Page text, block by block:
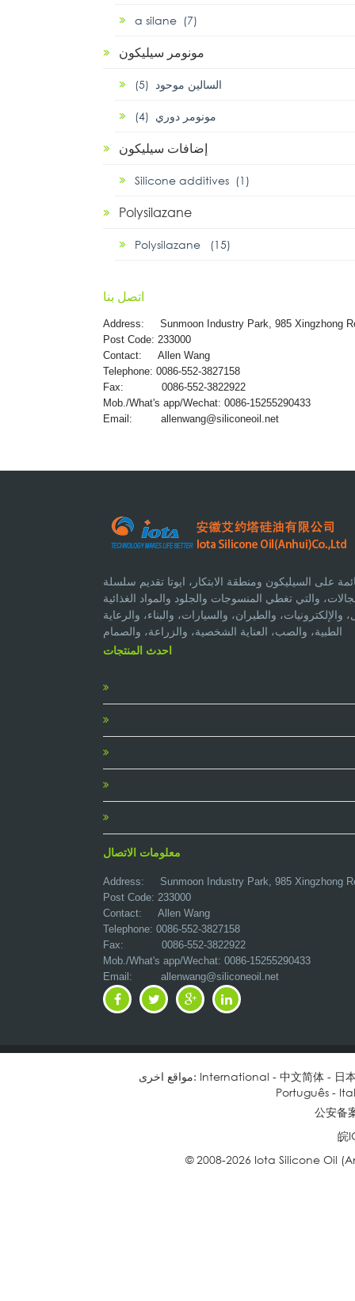
α silane (7)
مونومر سيليكون
السالين موحود (5)
مونومر دوري (4)
إضافات سيليكون
Silicone additives (1)
Polysilazane
Polysilazane (15)
اتصل بنا
Address: Sunmoon Industry Park, 985 Xingzhong
Post Code: 233000
Contact: Allen Wang
Telephone: 0086-552-3827158
Fax: 0086-552-3822922
Mob./What's app/Wechat: 0086-15255290433
Email: allenwang@siliconeoil.net
على السيليكون ومنطقة الابتكار، ايوتا تقديم سلسلة
والتي تغطي المنسوجات والجلود والمواد الغذائية
والطيران، والسيارات، والبناء، والرعاية
الطبية، والصب، العناية الشخصية، والزراعة، والصمام
احدث المنتجات
معلومات الاتصال
Address: Sunmoon Industry Park, 985 Xingzhong
Post Code: 233000
Contact: Allen Wang
Telephone: 0086-552-3827158
Fax: 0086-552-3822922
Mob./What's app/Wechat: 0086-15255290433
Email: allenwang@siliconeoil.net
مواقع اخرى: International - 中文简体- 日
Português -
公安备
皖